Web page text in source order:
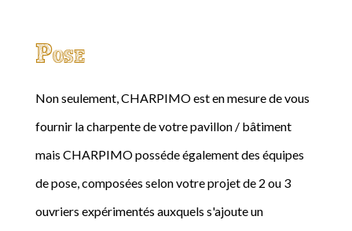
Pose
Non seulement, CHARPIMO est en mesure de vous
fournir la charpente de votre pavillon / bâtiment
mais CHARPIMO posséde également des équipes
de pose, composées selon votre projet de 2 ou 3
ouvriers expérimentés auxquels s'ajoute un